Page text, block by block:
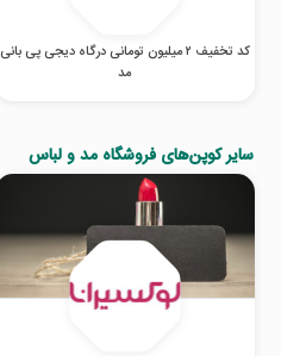
کد تخفیف ۲ میلیون تومانی درگاه دیجی پی بانی
مد
سایر کوپن‌های فروشگاه مد و لباس